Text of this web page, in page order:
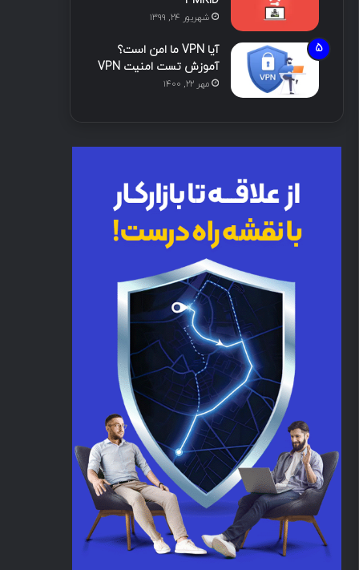
شهریور ۲۴, ۱۳۹۹
آیا VPN ما امن است؟
آموزش تست امنیت VPN
مهر ۲۲, ۱۴۰۰